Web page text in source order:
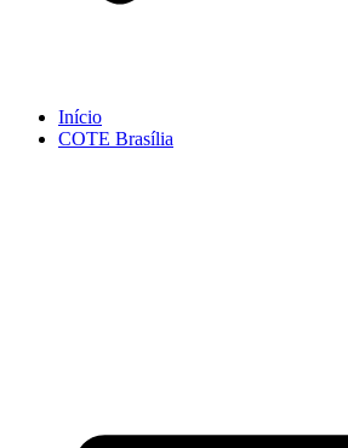
Início
COTE Brasília